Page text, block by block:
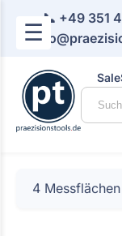
☰
📞 +49 351
📧
Sale
4